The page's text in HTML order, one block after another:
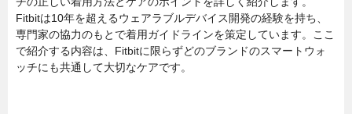
Fitbitは10年を超えるウェアラブルデバイス開発の経験を持ち、
専門家の協力のもとで着用ガイドラインを策定しています。ここ
で紹介する内容は、Fitbitに限らずどのブランドのスマートウォ
ッチにも共通して大切なケアです。